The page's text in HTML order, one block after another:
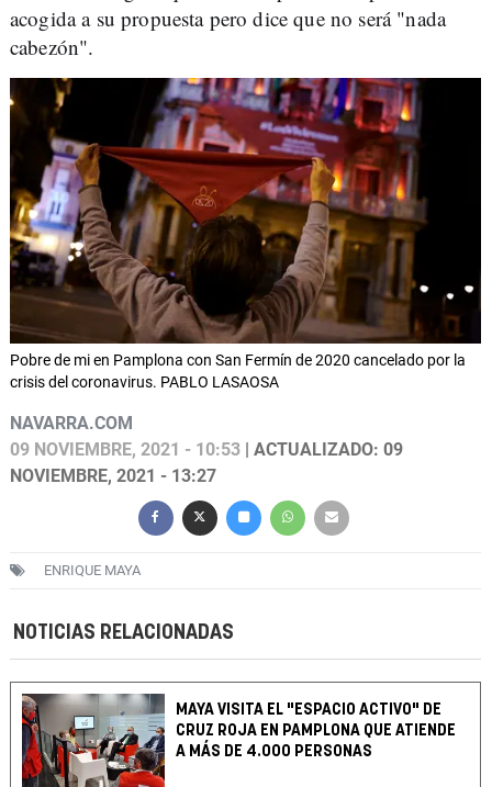
acogida a su propuesta pero dice que no será "nada
cabezón".
Pobre de mi en Pamplona con San Fermín de 2020 cancelado por la
crisis del coronavirus. PABLO LASAOSA
NAVARRA.COM
09 NOVIEMBRE, 2021 - 10:53 | ACTUALIZADO: 09
NOVIEMBRE, 2021 - 13:27
ENRIQUE MAYA
NOTICIAS RELACIONADAS
MAYA VISITA EL "ESPACIO ACTIVO" DE
CRUZ ROJA EN PAMPLONA QUE ATIENDE
A MÁS DE 4.000 PERSONAS